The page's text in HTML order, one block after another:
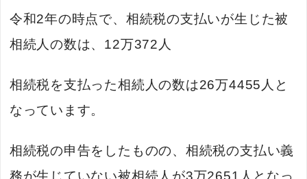
令和2年の時点で、相続税の支払いが生じた被
相続人の数は、12万372人
相続税を支払った相続人の数は26万4455人と
なっています。
相続税の申告をしたものの、相続税の支払い義
務が生じていない被相続人が3万2651人となっ